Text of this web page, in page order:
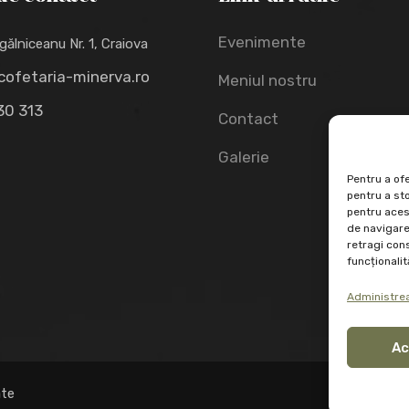
Pentru a
pentru a
pentru
de
retragi
Nr. 1, Craiova
minerva.ro
313
Evenimente
Meniul nostru
Contact
Galerie